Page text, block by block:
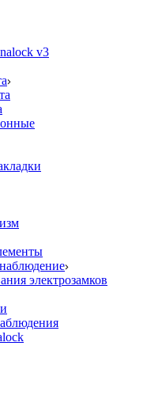
v3
электрозамков